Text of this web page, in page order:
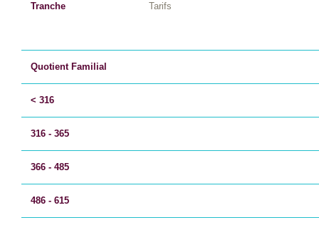
Tranche Tarifs
Quotient Familial
< 316
316 - 365
366 - 485
486 - 615